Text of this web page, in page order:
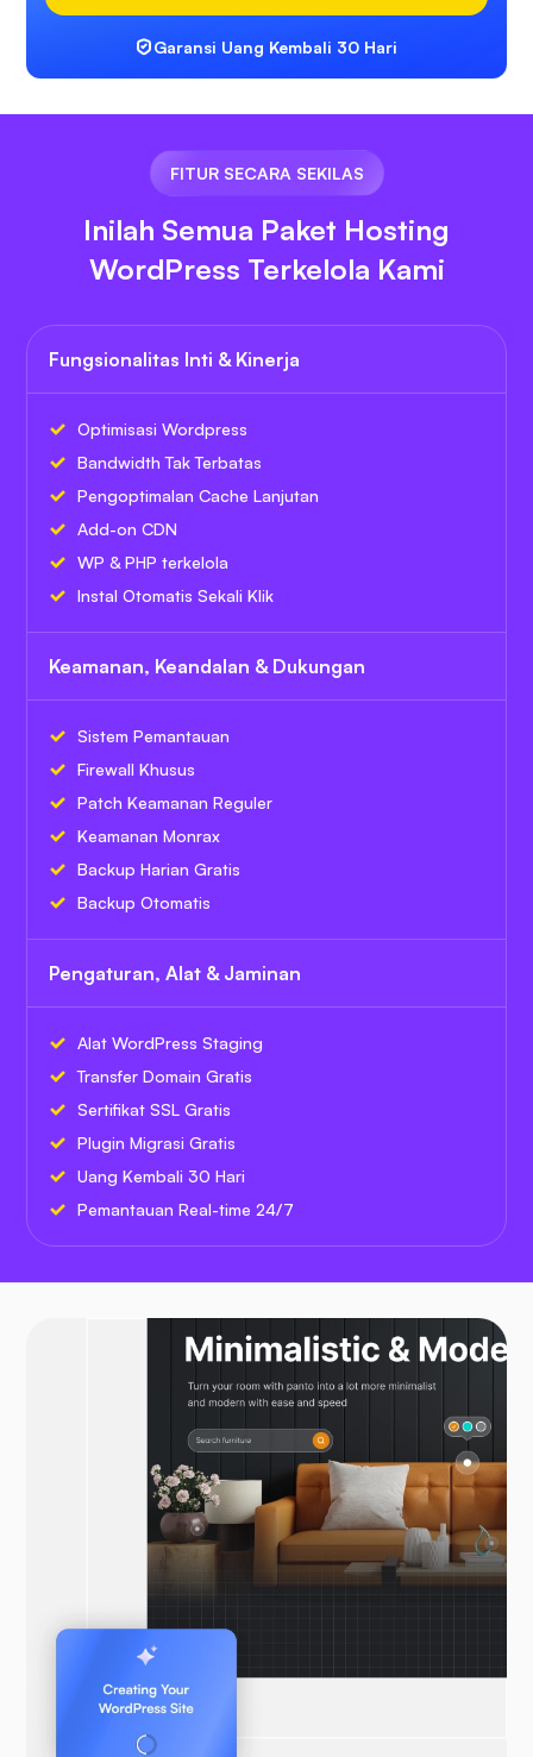
Garansi Uang Kembali 30 Hari
FITUR SECARA SEKILAS
Inilah Semua Paket Hosting
WordPress Terkelola Kami
Fungsionalitas Inti & Kinerja
Optimisasi Wordpress
Bandwidth Tak Terbatas
Pengoptimalan Cache Lanjutan
Add-on CDN
WP & PHP terkelola
Instal Otomatis Sekali Klik
Keamanan, Keandalan & Dukungan
Sistem Pemantauan
Firewall Khusus
Patch Keamanan Reguler
Keamanan Monrax
Backup Harian Gratis
Backup Otomatis
Pengaturan, Alat & Jaminan
Alat WordPress Staging
Transfer Domain Gratis
Sertifikat SSL Gratis
Plugin Migrasi Gratis
Uang Kembali 30 Hari
Pemantauan Real-time 24/7